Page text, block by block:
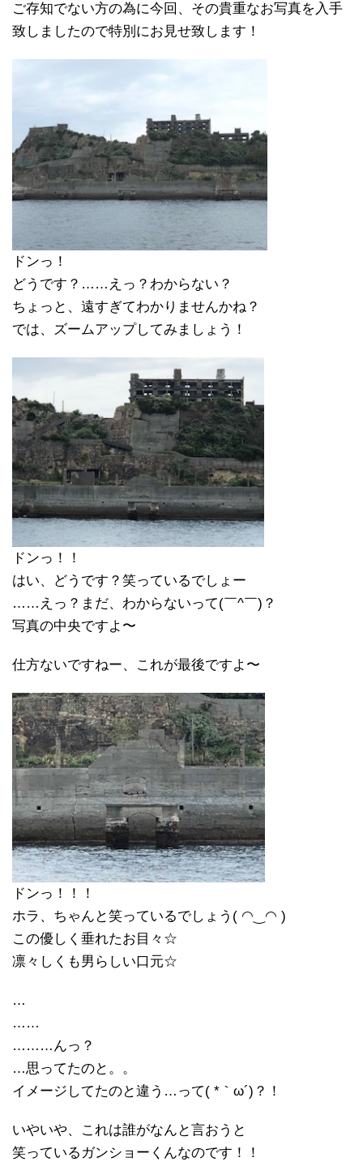
ご存知でない方の為に今回、その貴重なお写真を入手
致しましたので特別にお見せ致します！
ドンっ！
どうです？……えっ？わからない？
ちょっと、遠すぎてわかりませんかね？
では、ズームアップしてみましょう！
ドンっ！！
はい、どうです？笑っているでしょー
……えっ？まだ、わからないって(￣^￣)？
写真の中央ですよ〜
仕方ないですねー、これが最後ですよ〜
ドンっ！！！
ホラ、ちゃんと笑っているでしょう( ◠‿◠ )
この優しく垂れたお目々☆
凛々しくも男らしい口元☆
…
……
………んっ？
…思ってたのと。。
イメージしてたのと違う…って( *｀ω´)？！
いやいや、これは誰がなんと言おうと
笑っているガンショーくんなのです！！